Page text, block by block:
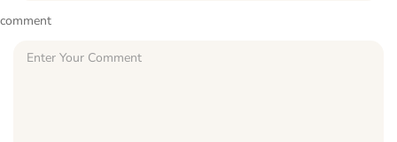
comment